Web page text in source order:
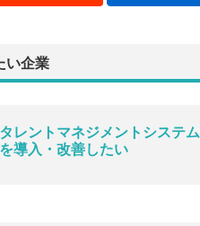
い企業
タレントマネジメントシステム
を導入・改善したい